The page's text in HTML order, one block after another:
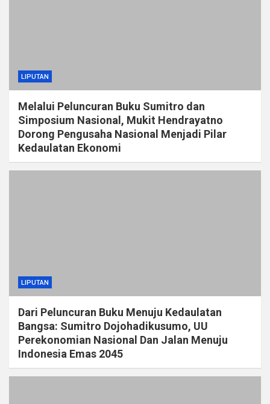
LIPUTAN
Melalui Peluncuran Buku Sumitro dan
Simposium Nasional, Mukit Hendrayatno
Dorong Pengusaha Nasional Menjadi Pilar
Kedaulatan Ekonomi
LIPUTAN
Dari Peluncuran Buku Menuju Kedaulatan
Bangsa: Sumitro Dojohadikusumo, UU
Perekonomian Nasional Dan Jalan Menuju
Indonesia Emas 2045